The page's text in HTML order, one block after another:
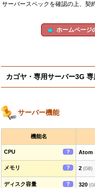
サーバースペックを確認の上、契
ホームページ
カゴヤ・専用サーバー3G
サーバー機能
機能名
CPU ？ Atom
メモリ ？ 2 (GB)
ディスク容量 ？ 320